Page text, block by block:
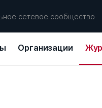
сетевое сообщество
Организации